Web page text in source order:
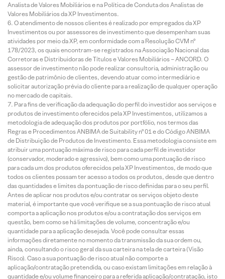
Analista de Valores Mobiliários e na Política de Conduta dos Analistas de
Valores Mobiliários da XP Investimentos.
O atendimento de nossos clientes é realizado por empregados da XP
Investimentos ou por assessores de investimento que desempenham suas
atividades por meio da XP, em conformidade com a Resolução CVM nº
178/2023, os quais encontram-se registrados na Associação Nacional das
Corretoras e Distribuidoras de Títulos e Valores Mobiliários – ANCORD. O
assessor de investimento não pode realizar consultoria, administração ou
gestão de patrimônio de clientes, devendo atuar como intermediário e
solicitar autorização prévia do cliente para a realização de qualquer operação
no mercado de capitais.
Para fins de verificação da adequação do perfil do investidor aos serviços e
produtos de investimento oferecidos pela XP Investimentos, utilizamos a
metodologia de adequação dos produtos por portfólio, nos termos das
Regras e Procedimentos ANBIMA de Suitability nº 01 e do Código ANBIMA
de Distribuição de Produtos de Investimento. Essa metodologia consiste em
atribuir uma pontuação máxima de risco para cada perfil de investidor
(conservador, moderado e agressivo), bem como uma pontuação de risco
para cada um dos produtos oferecidos pela XP Investimentos, de modo que
todos os clientes possam ter acesso a todos os produtos, desde que dentro
das quantidades e limites da pontuação de risco definidas para o seu perfil.
Antes de aplicar nos produtos e/ou contratar os serviços objeto deste
material, é importante que você verifique se a sua pontuação de risco atual
comporta a aplicação nos produtos e/ou a contratação dos serviços em
questão, bem como se há limitações de volume, concentração e/ou
quantidade para a aplicação desejada. Você pode consultar essas
informações diretamente no momento da transmissão da sua ordem ou,
ainda, consultando o risco geral da sua carteira na tela de carteira (Visão
Risco). Caso a sua pontuação de risco atual não comporte a
aplicação/contratação pretendida, ou caso existam limitações em relação à
quantidade e/ou volume financeiro para a referida aplicação/contratação, isto